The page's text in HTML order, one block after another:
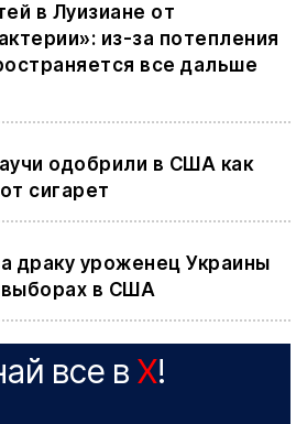
в Луизиане от
из-за потепления
все дальше
одобрили в США как
сигарет
драку уроженец Украины
выборах в США
все в X!